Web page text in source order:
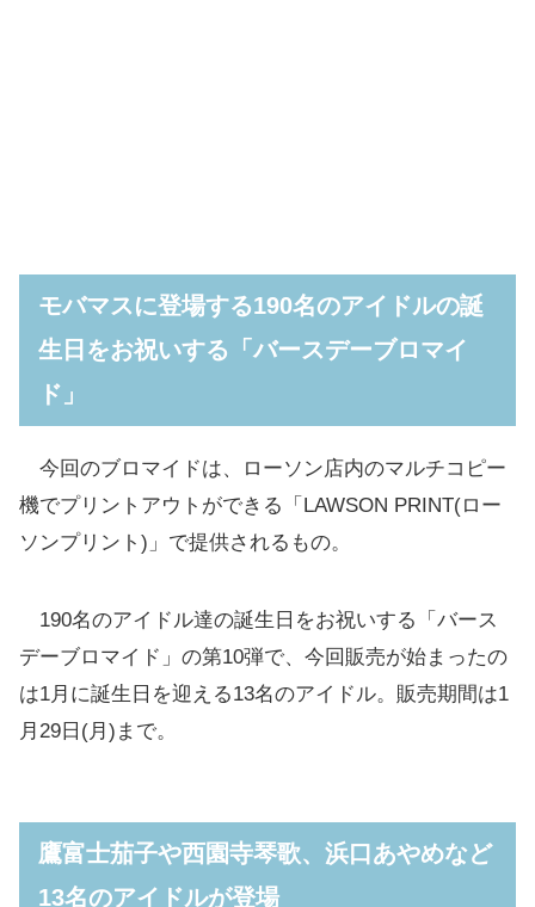
モバマスに登場する190名のアイドルの誕
生日をお祝いする「バースデーブロマイ
ド」
今回のブロマイドは、ローソン店内のマルチコピー
機でプリントアウトができる「LAWSON PRINT(ロー
ソンプリント)」で提供されるもの。
190名のアイドル達の誕生日をお祝いする「バース
デーブロマイド」の第10弾で、今回販売が始まったの
は1月に誕生日を迎える13名のアイドル。販売期間は1
月29日(月)まで。
鷹富士茄子や西園寺琴歌、浜口あやめなど
13名のアイドルが登場